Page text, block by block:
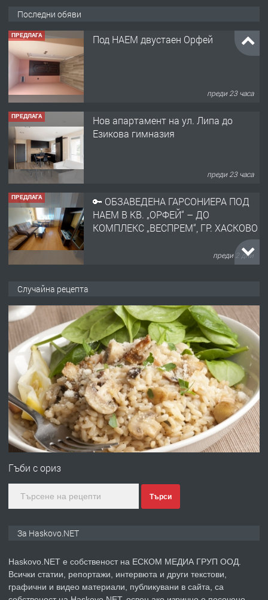
Последни обяви
ПРЕДЛАГА
Нов апартамент на ул. Липа до
преди 23 часа
ПРЕДЛАГА
🔑 ОБЗАВЕДЕНА ГАРСОНИЕРА ПОД
НАЕМ В КВ. „ОРФЕЙ“ – ДО
преди 2 дни
ПРЕДЛАГА
НАПЪЛНО ОБЗАВЕДЕН И
ОБОРУДВАН ТРИСТАЕН
АПАРТАМЕНТ В ЦЕНТЪРА НА ГР.
преди 3 дни
преди 3 дни
ПРЕДЛАГА
№4120 Магазин/Офис под наем в кв.
Любен Каравелов, Хасково-близо до
градската градина!
преди 3 дни
ПРЕДЛАГА
ПРОСТОРЕН ТРИСТАЕН
преди 4 дни
Случайна рецепта
Гъби с ориз
Търси
За Haskovo.NET
Haskovo.NET е собственост на ЕСКОМ МЕДИА ГРУП ООД.
Всички статии, репортажи, интервюта и други текстови,
графични и видео материали, публикувани в сайта, са